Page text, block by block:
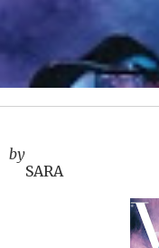
by
SARA